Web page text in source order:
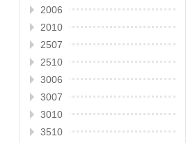
2006
2010
2507
2510
3006
3007
3010
3510